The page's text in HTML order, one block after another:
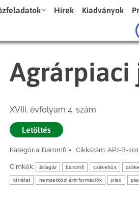
Hírek Kiadványok
Agrárpiaci
XVIII. évfolyam 4. szám
Letöltés
Kategória: Baromfi Cikkszám: APJ-B-
Címkék: átlagár baromfi csirkehús
kínálat nemzetközi árinformációk piac